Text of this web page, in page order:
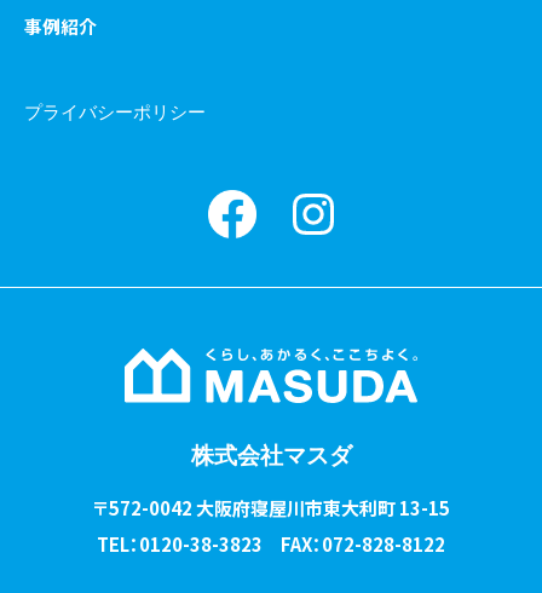
事例紹介
プライバシーポリシー
Facebook
株式会社マスダ
〒572-0042 大阪府寝屋川市東大利町 13-15
TEL：0120-38-3823 FAX：072-828-8122